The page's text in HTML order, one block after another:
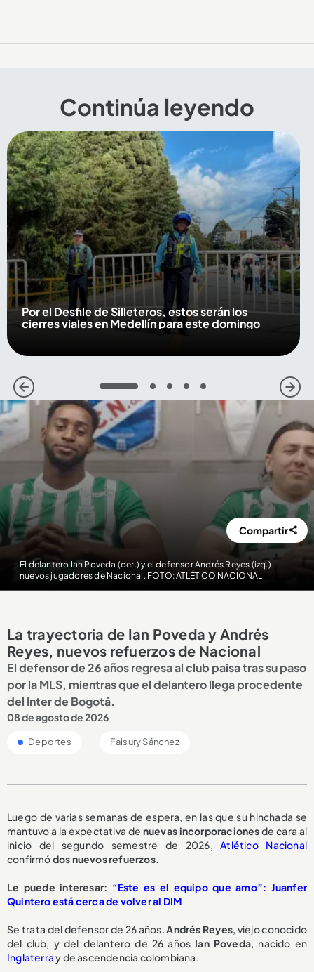
Continúa leyendo
Por el Desfile de Silleteros, estos serán los
cierres viales en Medellín para este domingo
1 2 3 4 5
El delantero Ian Poveda (der.) y el defensor Andrés Reyes (izq.)
nuevos jugadores de Nacional. FOTO: ATLÉTICO NACIONAL
Compartir
La trayectoria de Ian Poveda y Andrés
Reyes, nuevos refuerzos de Nacional
El defensor de 26 años regresa al club paisa tras su paso
por la MLS, mientras que el delantero llega procedente
del Inter de Bogotá.
08 de agosto de 2026
Deportes Faisury Sánchez
Luego de varias semanas de espera, en las que su hinchada se
mantuvo a la expectativa de nuevas incorporacionesde cara al
inicio del segundo semestre de 2026,Atlético Nacional
confirmódos nuevos refuerzos.
Le puede interesar: “Este es el equipo que amo”: Juanfer
Quintero está cerca de volver al DIM
Se trata del defensor de 26 años.Andrés Reyes, viejo conocido
del club, y del delantero de 26 años Ian Poveda, nacido en
Inglaterray de ascendencia colombiana.